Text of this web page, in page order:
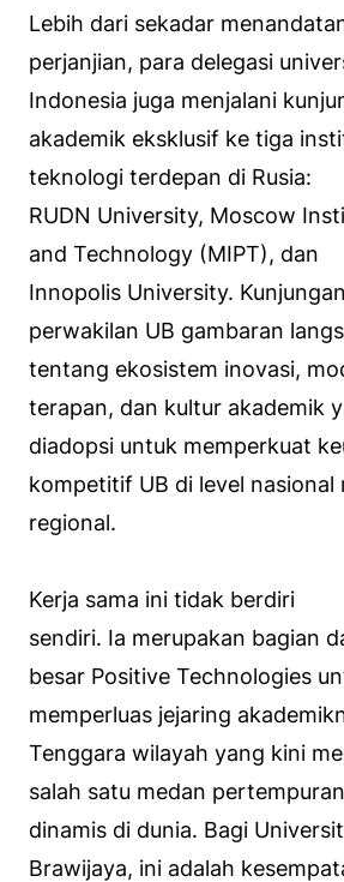
Lebih dari sekadar
perjanjian, para delegasi
Indonesia juga menjalani
akademik eksklusif ke tiga
teknologi terdepan di Rusia:
RUDN University, Moscow
and Technology (MIPT), dan
Innopolis University.
perwakilan UB gambaran
tentang ekosistem inovasi,
terapan, dan kultur akademik
diadopsi untuk memperkuat
kompetitif UB di level nasional
regional.
Kerja sama ini tidak berdiri
sendiri. Ia merupakan bagian
besar Positive Technologies
memperluas jejaring
Tenggara wilayah yang kini
salah satu medan
dinamis di dunia. Bagi
Brawijaya, ini adalah